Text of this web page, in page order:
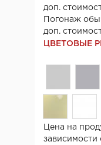
доп.
Погонаж
доп.
ЦВЕТОВЫЕ
Цена на
зависимости